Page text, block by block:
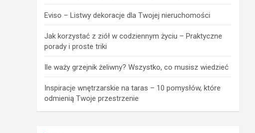
Eviso – Listwy dekoracje dla Twojej nieruchomości
Jak korzystać z ziół w codziennym życiu – Praktyczne
porady i proste triki
Ile waży grzejnik żeliwny? Wszystko, co musisz wiedzieć
Inspiracje wnętrzarskie na taras – 10 pomysłów, które
odmienią Twoje przestrzenie